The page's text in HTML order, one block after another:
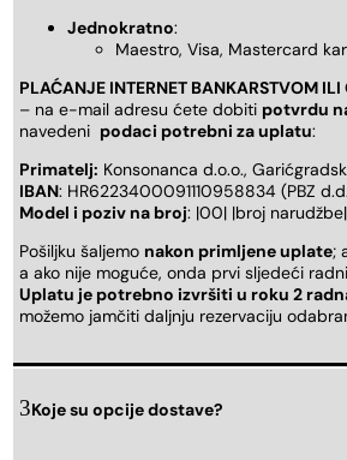
Jednokratno:
Maestro, Visa, Mastercard
PLAĆANJE INTERNET BANKARSTVOM
– na e-mail adresu ćete dobiti potvrdu
navedeni podaci potrebni za uplatu:
Primatelj: Konsonanca d.o.o.,
IBAN: HR6223400091110958834 (PBZ
Model i poziv na broj: |00| |broj narudžbe|
Pošiljku šaljemo nakon primljene uplate;
a ako nije moguće, onda prvi sljedeći
Uplatu je potrebno izvršiti u roku 2
možemo jamčiti daljnju rezervaciju
Koje su opcije dostave?